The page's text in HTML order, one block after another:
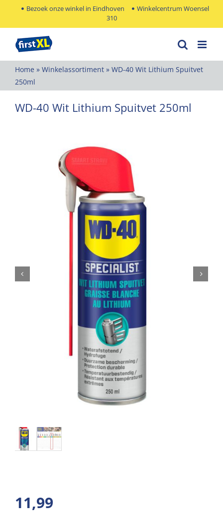
Bezoek onze winkel in Eindhoven
Winkelcentrum Woensel
310
Home » Winkelassortiment » WD-40 Wit Lithium Spuitvet
250ml
WD-40 Wit Lithium Spuitvet 250ml
11,99